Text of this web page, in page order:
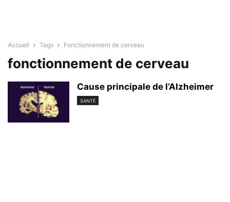
Accueil Tags Fonctionnement de cerveau
fonctionnement de cerveau
Cause principale de l’Alzheimer
SANTÉ